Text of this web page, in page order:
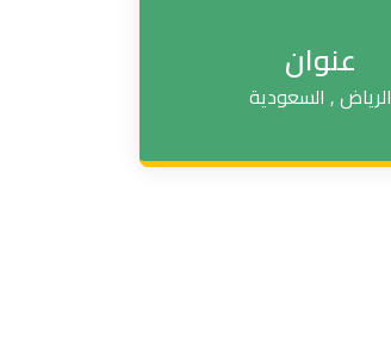
عنوان
الرياض , السعودية